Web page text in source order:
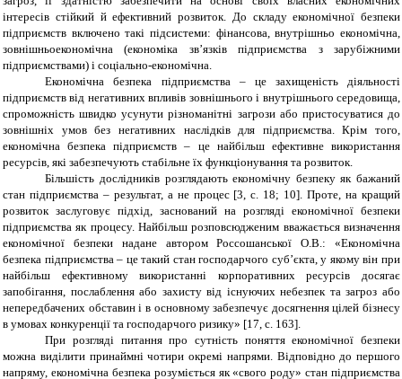
інтересів стійкий й ефективний розвиток. До складу економічної безпеки
підприємств включено такі підсистеми: фінансова, внутрішньо економічна,
зовнішньоекономічна (економіка зв’язків підприємства з зарубіжними
підприємствами) і соціально-економічна.
Економічна безпека підприємства – це захищеність діяльності
підприємств від негативних впливів зовнішнього і внутрішнього середовища,
спроможність швидко усунути різноманітні загрози або пристосуватися до
зовнішніх умов без негативних наслідків для підприємства. Крім того,
економічна безпека підприємств – це найбільш ефективне використання
ресурсів, які забезпечують стабільне їх функціонування та розвиток.
Більшість дослідників розглядають економічну безпеку як бажаний
стан підприємства – результат, а не процес [3, с. 18; 10]. Проте, на кращий
розвиток заслуговує підхід, заснований на розгляді економічної безпеки
підприємства як процесу. Найбільш розповсюдженим вважається визначення
економічної безпеки надане автором Россошанської О.В.: «Економічна
безпека підприємства – це такий стан господарчого суб’єкта, у якому він при
найбільш ефективному використанні корпоративних ресурсів досягає
запобігання, послаблення або захисту від існуючих небезпек та загроз або
непередбачених обставин і в основному забезпечує досягнення цілей бізнесу
в умовах конкуренції та господарчого ризику» [17, с. 163].
При розгляді питання про сутність поняття економічної безпеки
можна виділити принаймні чотири окремі напрями. Відповідно до першого
напряму, економічна безпека розуміється як «свого роду» стан підприємства